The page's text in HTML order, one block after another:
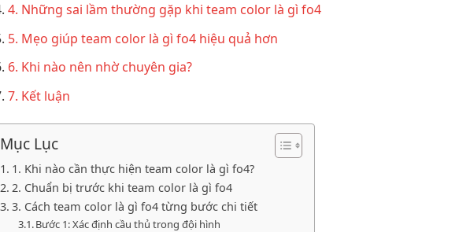
4. Những sai lầm thường gặp khi team color là gì fo4
5. Mẹo giúp team color là gì fo4 hiệu quả hơn
6. Khi nào nên nhờ chuyên gia?
7. Kết luận
Mục Lục
1. Khi nào cần thực hiện team color là gì fo4?
2. Chuẩn bị trước khi team color là gì fo4
3. Cách team color là gì fo4 từng bước chi tiết
Bước 1: Xác định cầu thủ trong đội hình